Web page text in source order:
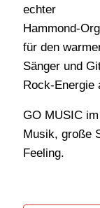
echter
Hammond-
für den
Sänger und
Rock-Energie
GO MUSIC
Musik, große
Feeling.